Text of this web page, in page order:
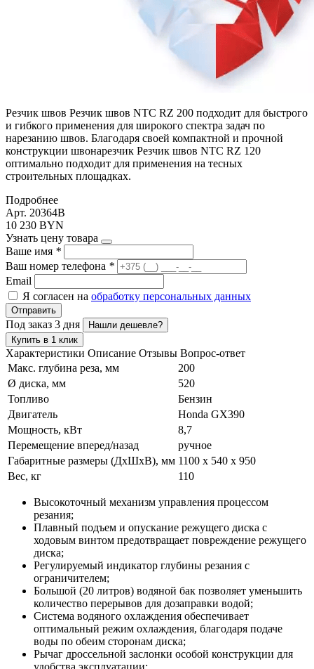
Резчик швов Резчик швов NTC RZ 200 подходит для быстрого
и гибкого применения для широкого спектра задач по
нарезанию швов. Благодаря своей компактной и прочной
конструкции швонарезчик Резчик швов NTC RZ 120
оптимально подходит для применения на тесных
строительных площадках.
Подробнее
Арт. 20364B
10 230 BYN
Узнать цену товара
Ваше имя *
Ваш номер телефона *
Email
Я согласен на обработку персональных данных
Отправить
Под заказ 3 дня
Нашли дешевле?
Купить в 1 клик
Характеристики Описание Отзывы Вопрос-ответ
Макс. глубина реза, мм
200
Ø диска, мм
520
Топливо
Бензин
Двигатель
Honda GX390
Мощность, кВт
8,7
Перемещение вперед/назад
ручное
Габаритные размеры (ДхШхВ), мм 1100 x 540 x 950
Вес, кг
110
Высокоточный механизм управления процессом
резания;
Плавный подъем и опускание режущего диска с
ходовым винтом предотвращает повреждение режущего
диска;
Регулируемый индикатор глубины резания с
ограничителем;
Большой (20 литров) водяной бак позволяет уменьшить
количество перерывов для дозаправки водой;
Система водяного охлаждения обеспечивает
оптимальный режим охлаждения, благодаря подаче
воды по обеим сторонам диска;
Рычаг дроссельной заслонки особой конструкции для
удобства эксплуатации;